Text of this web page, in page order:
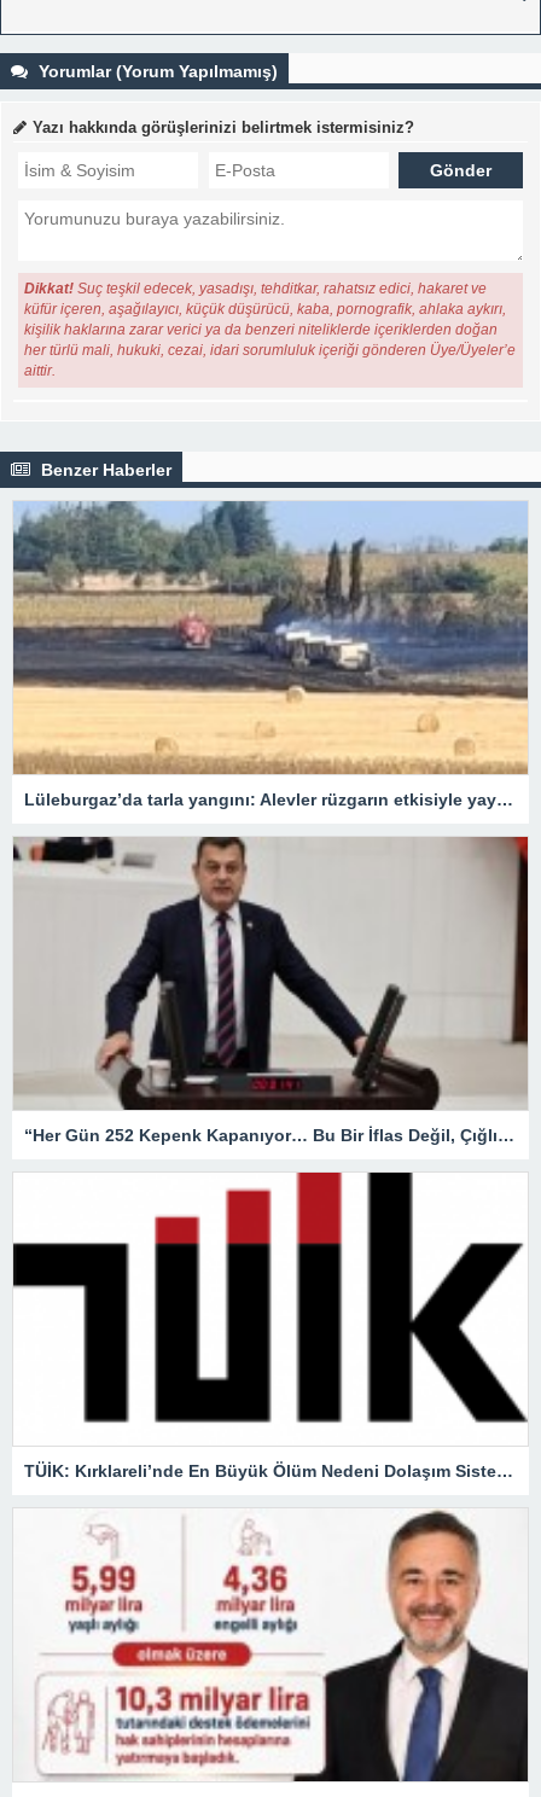
Yorumlar (Yorum Yapılmamış)
Yazı hakkında görüşlerinizi belirtmek istermisiniz?
Dikkat! Suç teşkil edecek, yasadışı, tehditkar, rahatsız edici, hakaret ve
küfür içeren, aşağılayıcı, küçük düşürücü, kaba, pornografik, ahlaka aykırı,
kişilik haklarına zarar verici ya da benzeri niteliklerde içeriklerden doğan
her türlü mali, hukuki, cezai, idari sorumluluk içeriği gönderen Üye/Üyeler’e
aittir.
Benzer Haberler
Lüleburgaz’da tarla yangını: Alevler rüzgarın etkisiyle yayıldı
“Her Gün 252 Kepenk Kapanıyor… Bu Bir İflas Değil, Çığlıktır!”
TÜİK: Kırklareli’nde En Büyük Ölüm Nedeni Dolaşım Sistemi Hastalıkları